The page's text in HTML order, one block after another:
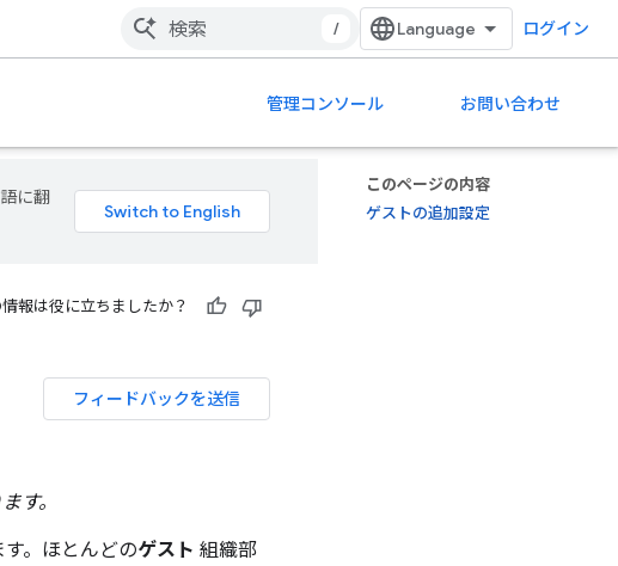
/ ログイン
管理コンソール お問い合わせ
このページの内容
ゲストの追加設定
に翻
情報は役に立ちましたか？
フィードバックを送信
す。
。ほとんどのゲスト 組織部